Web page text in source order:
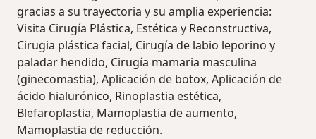
gracias a su trayectoria y su amplia experiencia:
Visita Cirugía Plástica, Estética y Reconstructiva,
Cirugia plástica facial, Cirugía de labio leporino y
paladar hendido, Cirugía mamaria masculina
(ginecomastia), Aplicación de botox, Aplicación de
ácido hialurónico, Rinoplastia estética,
Blefaroplastia, Mamoplastia de aumento,
Mamoplastia de reducción.